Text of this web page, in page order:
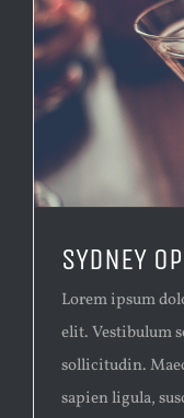
SYDNEY
Lorem ipsum
elit. Vestibulum
sollicitudin.
sapien ligula,